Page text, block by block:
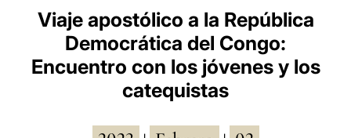
ESPAÑOL
DEUTSCH
POLSKI
中文
Viaje apostólico a la República
Democrática del Congo:
Encuentro con los jóvenes y los
catequistas